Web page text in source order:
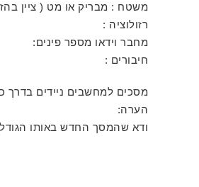
משטח : מבריק או מט ( ציין
רזולוציה :
מחבר וידאו מספר פינים:
חיבורים :
מסכים למחשבים ניידים
הערה:
ודא שהמסך החדש באותו